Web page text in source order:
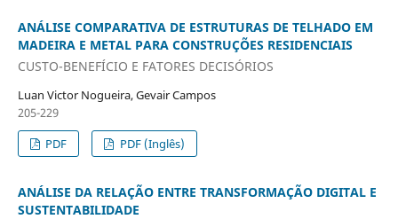
ANÁLISE COMPARATIVA DE ESTRUTURAS DE TELHADO EM
MADEIRA E METAL PARA CONSTRUÇÕES RESIDENCIAIS
CUSTO-BENEFÍCIO E FATORES DECISÓRIOS
Luan Victor Nogueira, Gevair Campos
205-229
PDF
PDF (Inglês)
ANÁLISE DA RELAÇÃO ENTRE TRANSFORMAÇÃO DIGITAL E
SUSTENTABILIDADE